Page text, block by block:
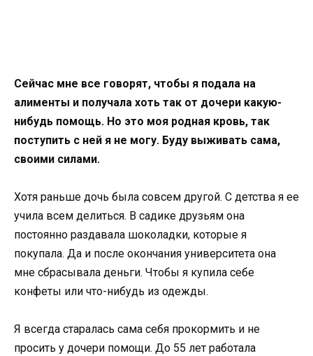
Сейчас мне все говорят, чтобы я подала на
алименты и получала хоть так от дочери какую-
нибудь помощь. Но это моя родная кровь, так
поступить с ней я не могу. Буду выживать сама,
своими силами.
Хотя раньше дочь была совсем другой. С детства я ее
учила всем делиться. В садике друзьям она
постоянно раздавала шоколадки, которые я
покупала. Да и после окончания университета она
мне сбрасывала деньги. Чтобы я купила себе
конфеты или что-нибудь из одежды.
Я всегда старалась сама себя прокормить и не
просить у дочери помощи. До 55 лет работала